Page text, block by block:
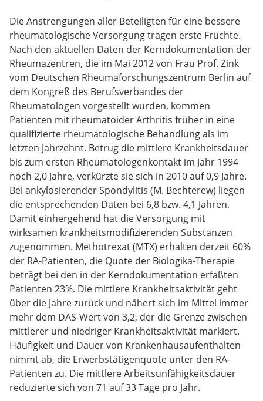
Die Anstrengungen aller Beteiligten für eine bessere
rheumatologische Versorgung tragen erste Früchte.
Nach den aktuellen Daten der Kerndokumentation der
Rheumazentren, die im Mai 2012 von Frau Prof. Zink
vom Deutschen Rheumaforschungszentrum Berlin auf
dem Kongreß des Berufsverbandes der
Rheumatologen vorgestellt wurden, kommen
Patienten mit rheumatoider Arthritis früher in eine
qualifizierte rheumatologische Behandlung als im
letzten Jahrzehnt. Betrug die mittlere Krankheitsdauer
bis zum ersten Rheumatologenkontakt im Jahr 1994
noch 2,0 Jahre, verkürzte sie sich in 2010 auf 0,9 Jahre.
Bei ankylosierender Spondylitis (M. Bechterew) liegen
die entsprechenden Daten bei 6,8 bzw. 4,1 Jahren.
Damit einhergehend hat die Versorgung mit
wirksamen krankheitsmodifizierenden Substanzen
zugenommen. Methotrexat (MTX) erhalten derzeit 60%
der RA-Patienten, die Quote der Biologika-Therapie
beträgt bei den in der Kerndokumentation erfaßten
Patienten 23%. Die mittlere Krankheitsaktivität geht
über die Jahre zurück und nähert sich im Mittel immer
mehr dem DAS-Wert von 3,2, der die Grenze zwischen
mittlerer und niedriger Krankheitsaktivität markiert.
Häufigkeit und Dauer von Krankenhausaufenthalten
nimmt ab, die Erwerbstätigenquote unter den RA-
Patienten zu. Die mittlere Arbeitsunfähigkeitsdauer
reduzierte sich von 71 auf 33 Tage pro Jahr.